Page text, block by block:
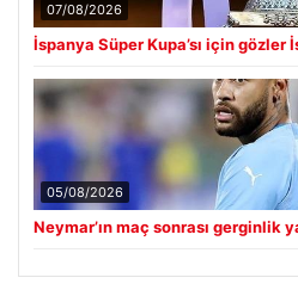
07/08/2026
İspanya Süper Kupa’sı için gözler
05/08/2026
Neymar’ın maç sonrası gerginlik